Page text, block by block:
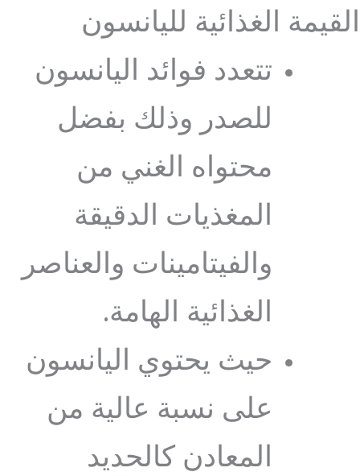
القيمة الغذائية لليانسون
تتعدد فوائد اليانسون
للصدر وذلك بفضل
محتواه الغني من
المغذيات الدقيقة
والفيتامينات والعناصر
الغذائية الهامة.
حيث يحتوي اليانسون
على نسبة عالية من
المعادن كالحديد